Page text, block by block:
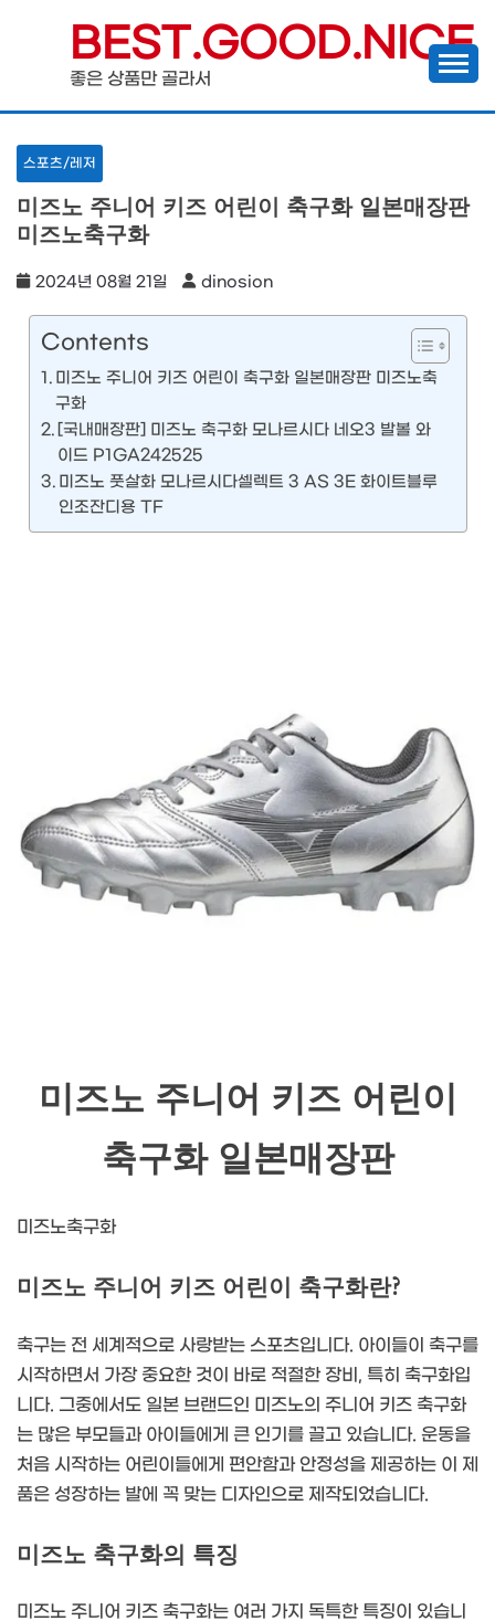
content
BEST.GOOD.NICE
좋은 상품만 골라서
스포츠/레저
미즈노 주니어 키즈 어린이 축구화 일본매장판
미즈노축구화
2024년 08월 21일 dinosion
Contents
미즈노 주니어 키즈 어린이 축구화 일본매장판 미즈노축
구화
[국내매장판] 미즈노 축구화 모나르시다 네오3 발볼 와
이드 P1GA242525
미즈노 풋살화 모나르시다셀렉트 3 AS 3E 화이트블루
인조잔디용 TF
미즈노 주니어 키즈 어린이
축구화 일본매장판
미즈노축구화
미즈노 주니어 키즈 어린이 축구화란?
축구는 전 세계적으로 사랑받는 스포츠입니다. 아이들이 축구를
시작하면서 가장 중요한 것이 바로 적절한 장비, 특히 축구화입
니다. 그중에서도 일본 브랜드인 미즈노의 주니어 키즈 축구화
는 많은 부모들과 아이들에게 큰 인기를 끌고 있습니다. 운동을
처음 시작하는 어린이들에게 편안함과 안정성을 제공하는 이 제
품은 성장하는 발에 꼭 맞는 디자인으로 제작되었습니다.
미즈노 축구화의 특징
미즈노 주니어 키즈 축구화는 여러 가지 독특한 특징이 있습니